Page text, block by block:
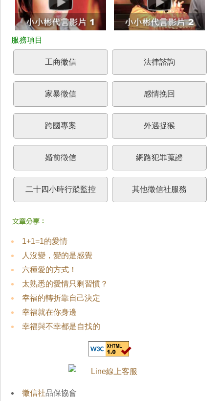
工商徵信 法律諮詢
家暴徵信 感情挽回
跨國專案 外遇捉猴
婚前徵信 網路犯罪蒐證
二十四小時行蹤監控 其他徵信社服務
1+1=1的愛情
人沒變，變的是感覺
六種愛的方式！
太熟悉的愛情只剩習慣？
幸福的轉折靠自己決定
幸福就在你身邊
幸福與不幸都是自找的
徵信社品保協會